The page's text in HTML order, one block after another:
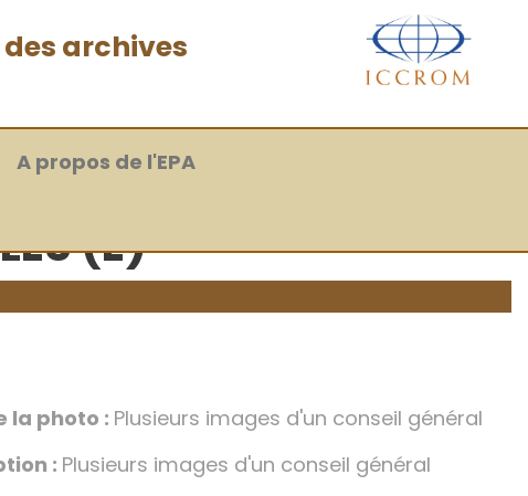
archives
A propos de l'EPA
(E)
la photo : Plusieurs images d'un conseil général
: Plusieurs images d'un conseil général